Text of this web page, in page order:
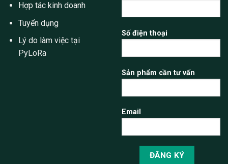
Hợp tác kinh doanh
Tuyển dụng
Lý do làm việc tại
PyLoRa
Số điện thoại
Sản phẩm cần tư vấn
Email